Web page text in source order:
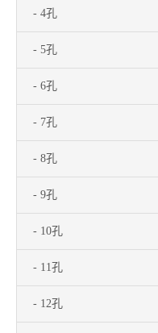
- 4孔
- 5孔
- 6孔
- 7孔
- 8孔
- 9孔
- 10孔
- 11孔
- 12孔